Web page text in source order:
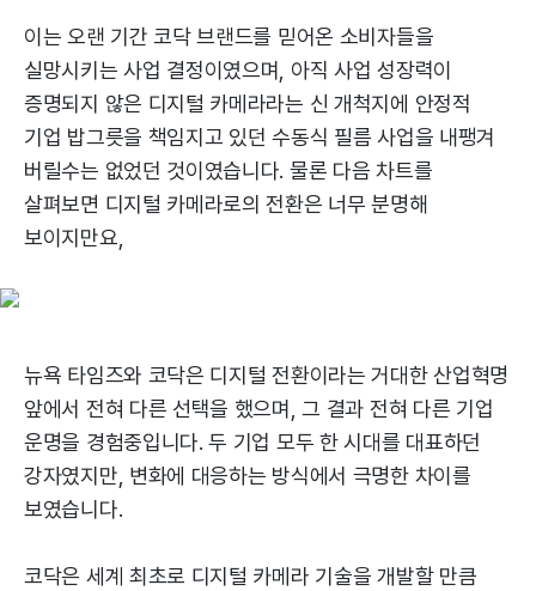
이는 오랜 기간 코닥 브랜드를 믿어온 소비자들을
실망시키는 사업 결정이였으며, 아직 사업 성장력이
증명되지 않은 디지털 카메라라는 신 개척지에 안정적
기업 밥그릇을 책임지고 있던 수동식 필름 사업을 내팽겨
버릴수는 없었던 것이였습니다. 물론 다음 차트를
살펴보면 디지털 카메라로의 전환은 너무 분명해
보이지만요,
뉴욕 타임즈와 코닥은 디지털 전환이라는 거대한 산업혁명
앞에서 전혀 다른 선택을 했으며, 그 결과 전혀 다른 기업
운명을 경험중입니다. 두 기업 모두 한 시대를 대표하던
강자였지만, 변화에 대응하는 방식에서 극명한 차이를
보였습니다.
코닥은 세계 최초로 디지털 카메라 기술을 개발할 만큼